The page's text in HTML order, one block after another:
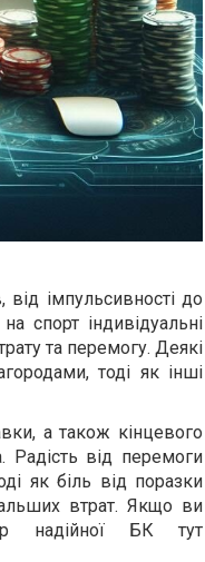
імпульсивності до
спорт індивідуальні
та перемогу. Деякі
тоді як інші
а також кінцевого
Радість від перемоги
як біль від поразки
втрат. Якщо ви
надійної БК тут